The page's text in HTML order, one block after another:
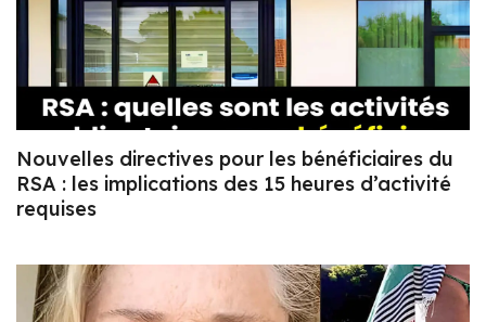
Nouvelles directives pour les bénéficiaires du
RSA : les implications des 15 heures d’activité
requises